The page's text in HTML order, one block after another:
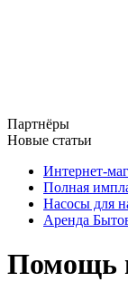
Партнёры
Новые статьи
Интернет-
Полная
Насосы для
Аренда
Помощь